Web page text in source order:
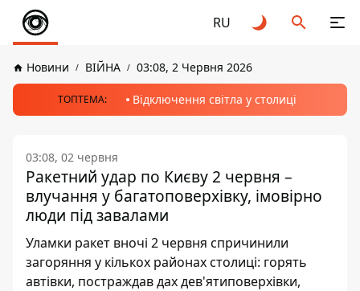
RU
Новини ВІЙНА 03:08, 2 Червня 2026
ТОПТЕМА: Відключення світла у столиці
03:08, 02 червня
Ракетний удар по Києву 2 червня –
влучання у багатоповерхівку, імовірно
люди під завалами
Уламки ракет вночі 2 червня спричинили
загоряння у кількох районах столиці: горять
автівки, постраждав дах дев'ятиповерхівки,